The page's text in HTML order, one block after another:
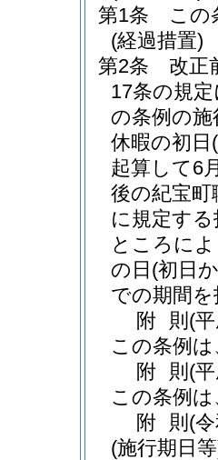
第1条
この
(経過措置)
第2条
改正
17条の規
の条例の施
休暇の初日
起算して6
後の紀宝町
に規定す
ところに
の日 (初日
での期間
附 則 (
この条例
附 則 (
この条例
附 則 (
(施行期日